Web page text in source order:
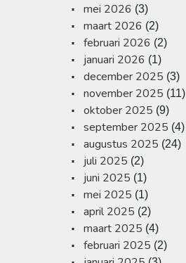
mei 2026 (3)
maart 2026 (2)
februari 2026 (2)
januari 2026 (1)
december 2025 (3)
november 2025 (11)
oktober 2025 (9)
september 2025 (4)
augustus 2025 (24)
juli 2025 (2)
juni 2025 (1)
mei 2025 (1)
april 2025 (2)
maart 2025 (4)
februari 2025 (2)